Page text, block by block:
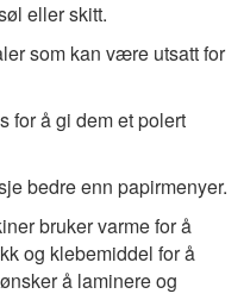
eller skitt.
som kan være utsatt for
for å gi dem et polert
bedre enn papirmenyer.
bruker varme for å
og klebemiddel for å
å laminere og